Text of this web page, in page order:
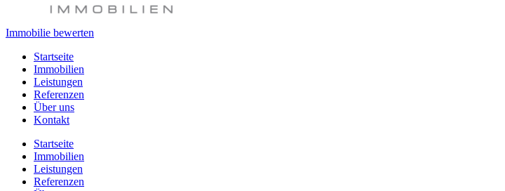
Immobilie bewerten
Startseite
Immobilien
Leistungen
Referenzen
Über uns
Kontakt
Startseite
Immobilien
Leistungen
Referenzen